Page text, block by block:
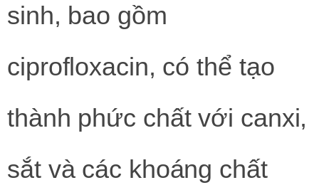
sinh, bao gồm
ciprofloxacin, có thể tạo
thành phức chất với canxi,
sắt và các khoáng chất